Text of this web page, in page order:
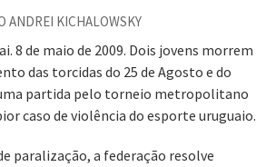
ANDREI KICHALOWSKY
8 de maio de 2009. Dois jovens morrem
das torcidas do 25 de Agosto e do
partida pelo torneio metropolitano
caso de violência do esporte uruguaio.
paralização, a federação resolve